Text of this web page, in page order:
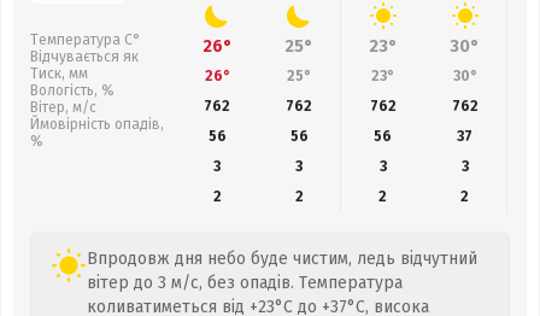
Температура С°
Відчувається як
Тиск, мм
Вологість, %
Вітер, м/с
Ймовірність опадів,
%
26° 25° 23° 30°
26° 25° 23° 30°
762
762 762 762
56
56 56 37
3
3 3
3
2
2 2 2
Впродовж дня небо буде чистим, ледь відчутний
вітер до 3 м/с, без опадів. Температура
коливатиметься від +23°C до +37°C, висока